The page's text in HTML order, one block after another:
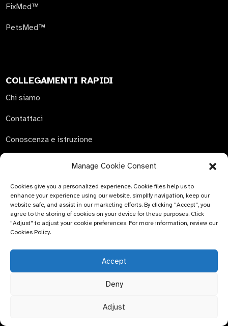
FixMed™
PetsMed™
COLLEGAMENTI RAPIDI
Chi siamo
Contattaci
Conoscenza e istruzione
INVIA RICHIESTA
Non c'è niente di meglio che vedere il risultato finale. Scopri
di più su newfun e scarica l'ultimo album di campioni di
prodotto. E chiedi semplicemente maggiori informazioni.
Manage Cookie Consent
Cookies give you a personalized experience. Cookie files help us to
enhance your experience using our website, simplify navigation, keep our
website safe, and assist in our marketing efforts. By clicking "Accept", you
agree to the storing of cookies on your device for these purposes. Click
"Adjust" to adjust your cookie preferences. For more information, review our
Cookies Policy.
Accept
Deny
Adjust